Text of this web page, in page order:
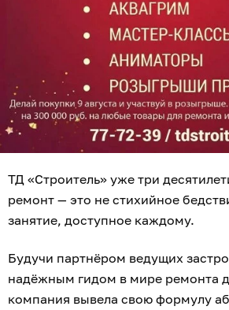
ТД «Строитель» уже три
ремонт — это не стихийное
занятие, доступное каждому.
Будучи партнёром ведущих
надёжным гидом в мире ремонта
компания вывела свою формулу